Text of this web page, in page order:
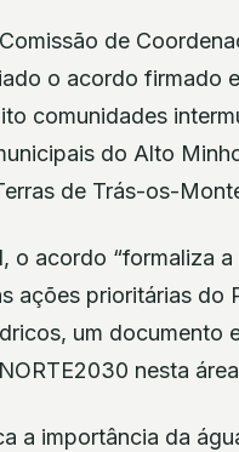
de
o acordo firmado
comunidades
do Alto
de Trás-os-
o acordo “formaliza
ações prioritárias
um
nesta
a importância da